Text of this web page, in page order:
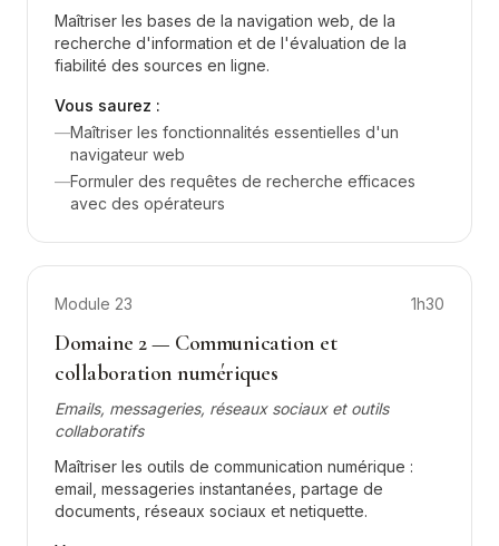
Maîtriser les bases de la navigation web, de la
recherche d'information et de l'évaluation de la
fiabilité des sources en ligne.
Vous saurez :
—Maîtriser les fonctionnalités essentielles d'un
navigateur web
—Formuler des requêtes de recherche efficaces
avec des opérateurs
Module 23 1h30
Domaine 2 — Communication et
collaboration numériques
Emails, messageries, réseaux sociaux et outils
collaboratifs
Maîtriser les outils de communication numérique :
email, messageries instantanées, partage de
documents, réseaux sociaux et netiquette.